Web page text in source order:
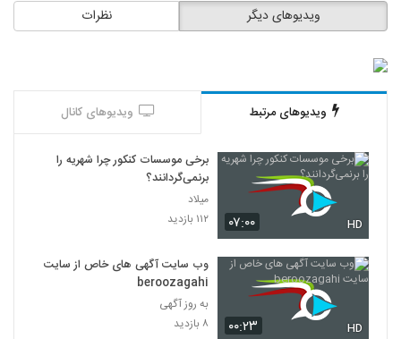
نظرات ویدیوهای دیگر
ویدیوهای مرتبط ویدیوهای کانال
۰۷:۰۰ HD
برخی موسسات کنکور چرا شهریه را
برنمی‌گردانند؟
میلاد
۱۱۲ بازدید
۰۰:۲۳ HD
وب سایت آگهی های خاص از سایت
beroozagahi
به روز آگهی
۸ بازدید